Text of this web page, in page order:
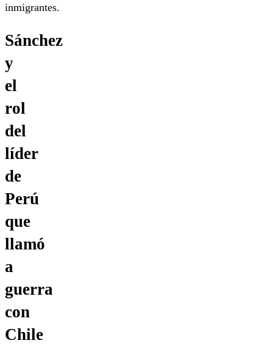
inmigrantes.
Sánchez
y
el
rol
del
líder
de
Perú
que
llamó
a
guerra
con
Chile